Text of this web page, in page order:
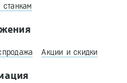
станкам
Акции и скидки